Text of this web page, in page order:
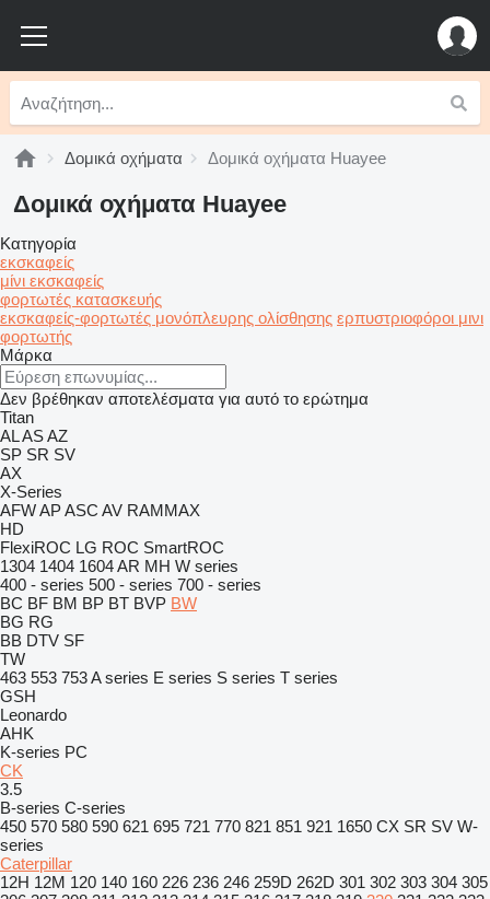
Δομικά οχήματα Δομικά οχήματα Huayee
Δομικά οχήματα Huayee
Κατηγορία
εκσκαφείς
μίνι εκσκαφείς
φορτωτές κατασκευής
εκσκαφείς-φορτωτές μονόπλευρης ολίσθησης ερπυστριοφόροι μινι
φορτωτής
Μάρκα
Δεν βρέθηκαν αποτελέσματα για αυτό το ερώτημα
Titan
ALASAZ
SP SR SV
AX
X-Series
AFWAPASC AV RAMMAX
HD
FlexiROC LG ROC SmartROC
1304 1404 1604AR MH W series
400 - series 500 - series 700 - series
BC BF BM BP BT BVP BW
BG RG
BB DTV SF
TW
463 553 753A series E series S series T series
GSH
Leonardo
AHK
K-series PC
CK
3.5
B-series C-series
450 570 580 590 621 695 721 770 821 851 921 1650 CX SR SV W-
series
Caterpillar
12H 12M 120 140 160 226 236 246 259D 262D 301 302 303 304 305